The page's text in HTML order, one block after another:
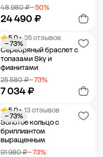
48 980 ₽− 50%
24 490 ₽
Добавить в корзину
5.0• 26 отзывов
Серебряный браслет с
топазами Sky и
фианитами
25 580 ₽− 73%
7 034 ₽
− 73%
Добавить в корзину
5.0• 13 отзывов
Золотое кольцо с
бриллиантом
выращенным
91 980 ₽− 73%
− 73%